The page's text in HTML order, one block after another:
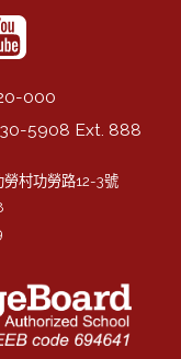
000
5908 Ext. 888
村功勞路12-3號